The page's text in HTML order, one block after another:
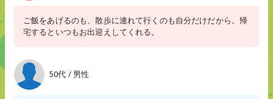
ご飯をあげるのも、散歩に連れて行くのも自分だけだから。帰
宅するといつもお出迎えしてくれる。
50代 / 男性